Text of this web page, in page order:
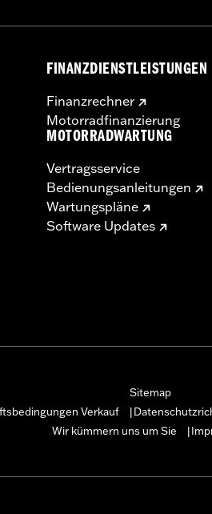
FINANZDIENSTLEISTUNGEN
Finanzrechner
Motorradfinanzierung
MOTORRADWARTUNG
Vertragsservice
Bedienungsanleitungen
Wartungspläne
Software Updates
Sitemap
Verkauf
Wir kümmern uns um Sie